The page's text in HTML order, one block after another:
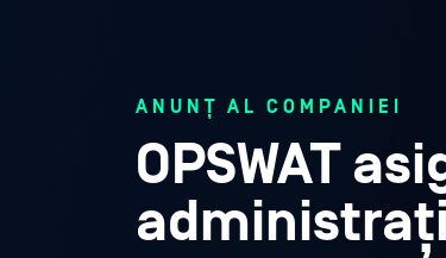
ANUNȚ AL COMPANIEI
OPSWAT